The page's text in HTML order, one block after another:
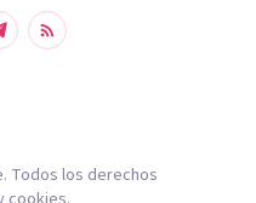
Todos los derechos